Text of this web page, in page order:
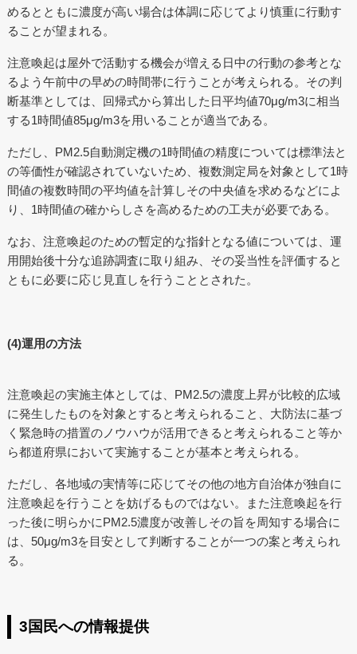
めるとともに濃度が高い場合は体調に応じてより慎重に行動す
ることが望まれる。
注意喚起は屋外で活動する機会が増える日中の行動の参考とな
るよう午前中の早めの時間帯に行うことが考えられる。その判
断基準としては、回帰式から算出した日平均値70μg/m3に相当
する1時間値85μg/m3を用いることが適当である。
ただし、PM2.5自動測定機の1時間値の精度については標準法と
の等価性が確認されていないため、複数測定局を対象として1時
間値の複数時間の平均値を計算しその中央値を求めるなどによ
り、1時間値の確からしさを高めるための工夫が必要である。
なお、注意喚起のための暫定的な指針となる値については、運
用開始後十分な追跡調査に取り組み、その妥当性を評価すると
ともに必要に応じ見直しを行うこととされた。
(4)運用の方法
注意喚起の実施主体としては、PM2.5の濃度上昇が比較的広域
に発生したものを対象とすると考えられること、大防法に基づ
く緊急時の措置のノウハウが活用できると考えられること等か
ら都道府県において実施することが基本と考えられる。
ただし、各地域の実情等に応じてその他の地方自治体が独自に
注意喚起を行うことを妨げるものではない。また注意喚起を行
った後に明らかにPM2.5濃度が改善しその旨を周知する場合に
は、50μg/m3を目安として判断することが一つの案と考えられ
る。
3国民への情報提供